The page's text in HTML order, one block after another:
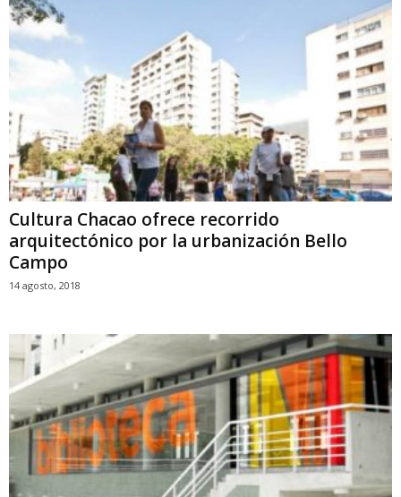
Cultura Chacao ofrece recorrido
arquitectónico por la urbanización Bello
Campo
14 agosto, 2018